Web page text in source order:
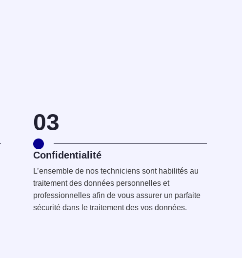
03
Confidentialité
L’ensemble de nos techniciens sont habilités au
traitement des données personnelles et
professionnelles afin de vous assurer un parfaite
sécurité dans le traitement des vos données.